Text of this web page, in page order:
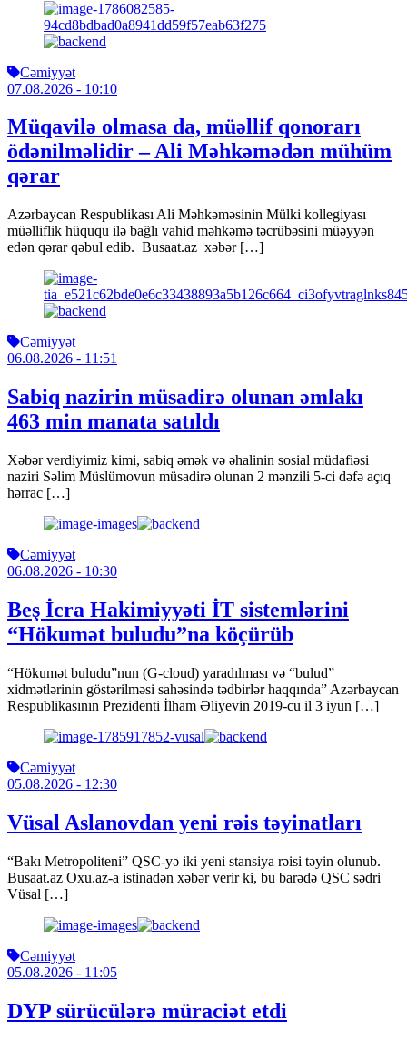
Cəmiyyət
07.08.2026 - 10:10
Müqavilə olmasa da, müəllif qonorarı
ödənilməlidir – Ali Məhkəmədən mühüm
qərar
Azərbaycan Respublikası Ali Məhkəməsinin Mülki kollegiyası
müəlliflik hüququ ilə bağlı vahid məhkəmə təcrübəsini müəyyən
edən qərar qəbul edib. Busaat.az xəbər […]
Cəmiyyət
06.08.2026 - 11:51
Sabiq nazirin müsadirə olunan əmlakı
463 min manata satıldı
Xəbər verdiyimiz kimi, sabiq əmək və əhalinin sosial müdafiəsi
naziri Səlim Müslümovun müsadirə olunan 2 mənzili 5-ci dəfə açıq
hərrac […]
Cəmiyyət
06.08.2026 - 10:30
Beş İcra Hakimiyyəti İT sistemlərini
“Hökumət buludu”na köçürüb
“Hökumət buludu”nun (G-cloud) yaradılması və “bulud”
xidmətlərinin göstərilməsi sahəsində tədbirlər haqqında” Azərbaycan
Respublikasının Prezidenti İlham Əliyevin 2019-cu il 3 iyun […]
Cəmiyyət
05.08.2026 - 12:30
Vüsal Aslanovdan yeni rəis təyinatları
“Bakı Metropoliteni” QSC-yə iki yeni stansiya rəisi təyin olunub.
Busaat.az Oxu.az-a istinadən xəbər verir ki, bu barədə QSC sədri
Vüsal […]
Cəmiyyət
05.08.2026 - 11:05
DYP sürücülərə müraciət etdi